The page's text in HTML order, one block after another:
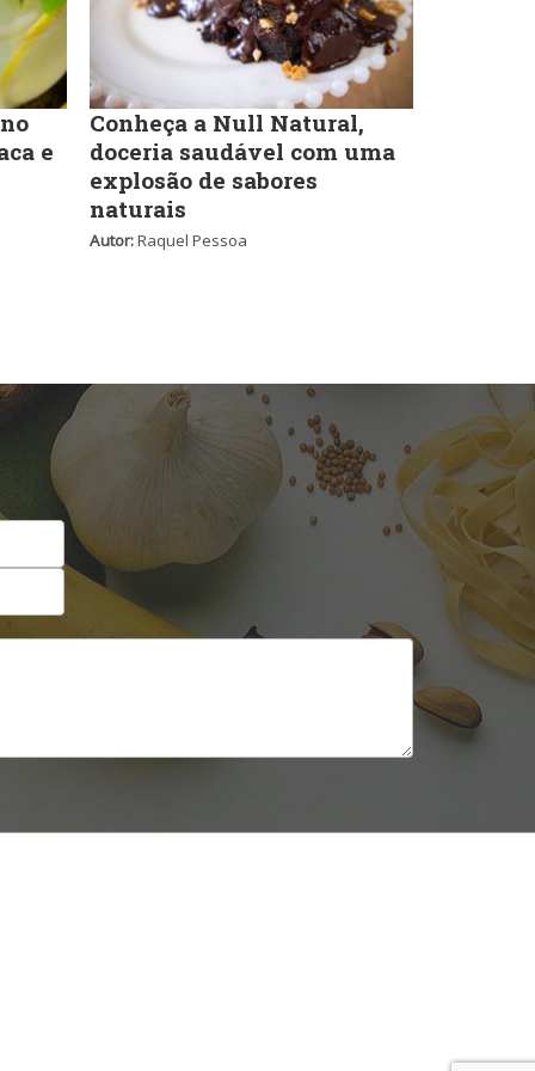
Self-service
Sobremesas e sorvetes
e
Conheça a Null Natural,
doceria saudável com uma
explosão de sabores
naturais
Autor:Raquel Pessoa